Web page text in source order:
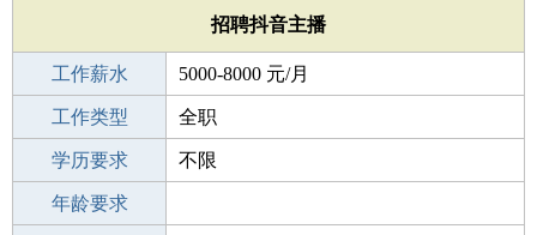
招聘抖音主播
工作薪水 5000-8000 元/月
招聘人数 1人
工作类型 全职
性别要求 -
学历要求 不限
工作经验
年龄要求